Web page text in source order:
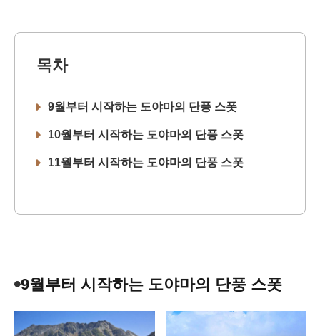
목차
9월부터 시작하는 도야마의 단풍 스폿
10월부터 시작하는 도야마의 단풍 스폿
11월부터 시작하는 도야마의 단풍 스폿
9월부터 시작하는 도야마의 단풍 스폿